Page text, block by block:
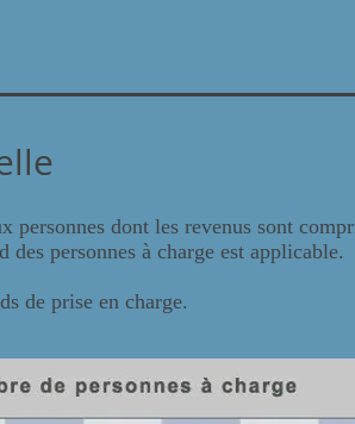
dont les revenus sont
personnes à charge est applicable.
de prise en charge.